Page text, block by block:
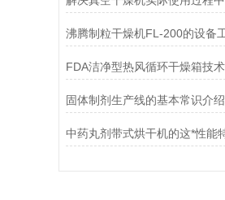
固体制剂生产线的基本常识介绍